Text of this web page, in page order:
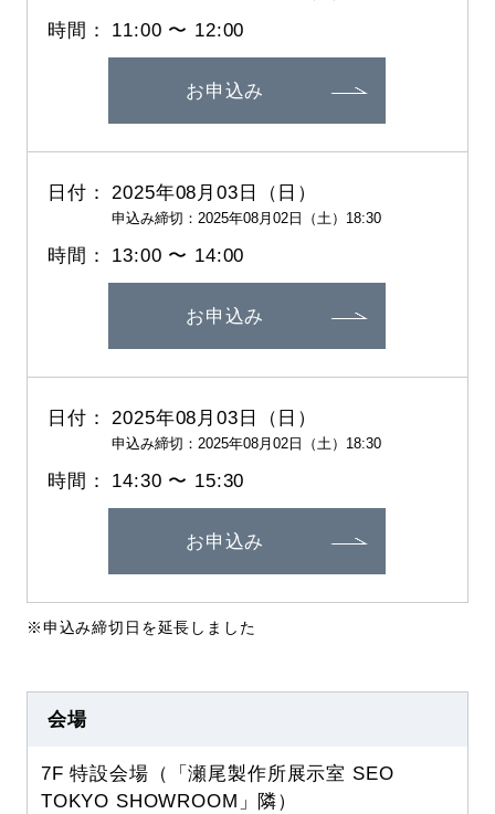
11:00 〜 12:00
お申込み
2025年08月03日（日）
申込み締切：2025年08月02日（土）18:30
13:00 〜 14:00
お申込み
2025年08月03日（日）
申込み締切：2025年08月02日（土）18:30
14:30 〜 15:30
お申込み
※申込み締切日を延長しました
会場
7F 特設会場（「瀬尾製作所展示室 SEO
TOKYO SHOWROOM」隣）